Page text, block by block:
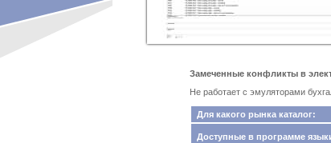
Замеченные конфликты в
Не работает с эмуляторами
Для какого рынка каталог:
Доступные в программе